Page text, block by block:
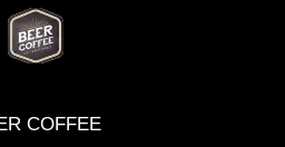
COFFEE